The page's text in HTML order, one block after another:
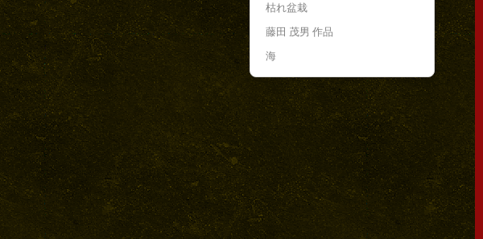
枯れ盆栽
藤田 茂男 作品
海